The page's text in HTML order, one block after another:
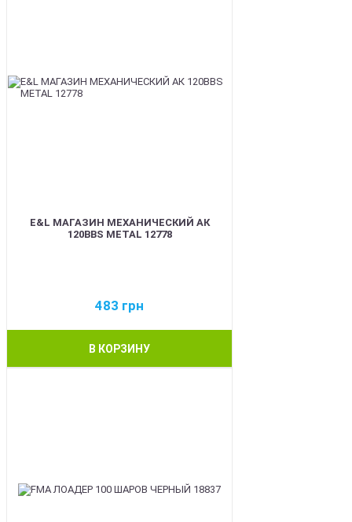
E&L МАГАЗИН МЕХАНИЧЕСКИЙ АК
120BBS METAL 12778
483 грн
В КОРЗИНУ